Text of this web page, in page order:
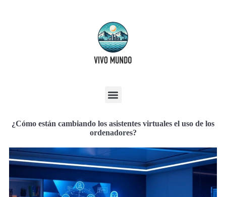
¿Cómo están cambiando los asistentes virtuales el uso de los
ordenadores?